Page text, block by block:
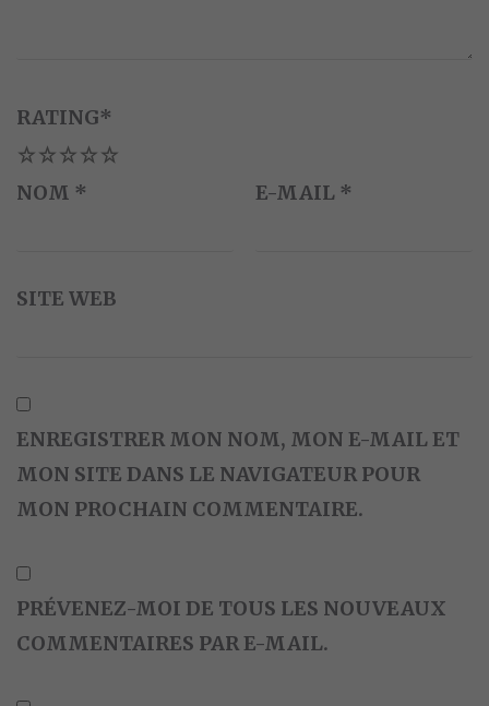
RATING*
5
4
3
2
NOM * E-MAIL *
SITE WEB
ENREGISTRER MON NOM, MON E-MAIL ET
MON SITE DANS LE NAVIGATEUR POUR
MON PROCHAIN COMMENTAIRE.
PRÉVENEZ-MOI DE TOUS LES NOUVEAUX
COMMENTAIRES PAR E-MAIL.